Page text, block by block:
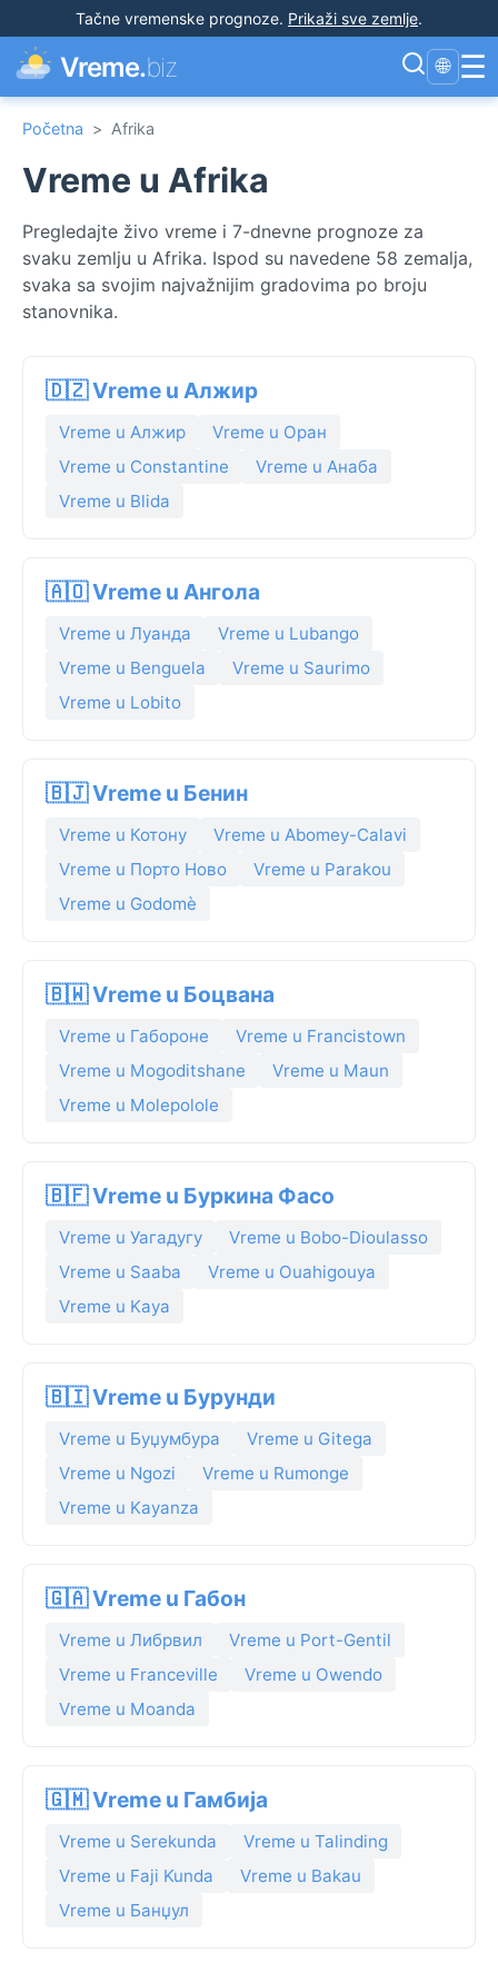
Tačne vremenske prognoze. Prikaži sve zemlje.
Vreme.biz 🌐 ☰
Početna > Afrika
Vreme u Afrika
Pregledajte živo vreme i 7-dnevne prognoze za
svaku zemlju u Afrika. Ispod su navedene 58 zemalja,
svaka sa svojim najvažnijim gradovima po broju
stanovnika.
🇩🇿 Vreme u Алжир
Vreme u Алжир
Vreme u Оран
Vreme u Constantine
Vreme u Анаба
Vreme u Blida
🇦🇴 Vreme u Ангола
Vreme u Луанда
Vreme u Lubango
Vreme u Benguela
Vreme u Saurimo
Vreme u Lobito
🇧🇯 Vreme u Бенин
Vreme u Котону
Vreme u Abomey-Calavi
Vreme u Порто Ново
Vreme u Parakou
Vreme u Godomè
🇧🇼 Vreme u Боцвана
Vreme u Габороне
Vreme u Francistown
Vreme u Mogoditshane
Vreme u Maun
Vreme u Molepolole
🇧🇫 Vreme u Буркина Фасо
Vreme u Уагадугу
Vreme u Bobo-Dioulasso
Vreme u Saaba
Vreme u Ouahigouya
Vreme u Kaya
🇧🇮 Vreme u Бурунди
Vreme u Буџумбура
Vreme u Gitega
Vreme u Ngozi
Vreme u Rumonge
Vreme u Kayanza
🇬🇦 Vreme u Габон
Vreme u Либрвил
Vreme u Port-Gentil
Vreme u Franceville
Vreme u Owendo
Vreme u Moanda
🇬🇲 Vreme u Гамбија
Vreme u Serekunda
Vreme u Talinding
Vreme u Faji Kunda
Vreme u Bakau
Vreme u Банџул